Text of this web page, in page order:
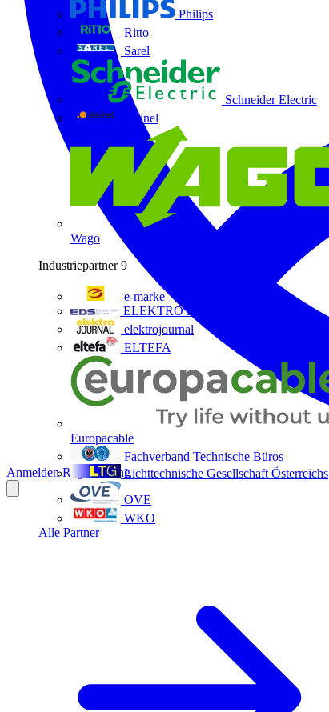
Philips
Ritto
Sarel
Schneider Electric
Steinel
Wago
Industriepartner 9
e-marke
ELEKTRO Daten Serviceges
elektrojournal
ELTEFA
Europacable
Fachverband Technische Büros
Lichttechnische Gesellschaft Österreichs
OVE
WKO
Alle Partner
AnmeldenRegistrierung